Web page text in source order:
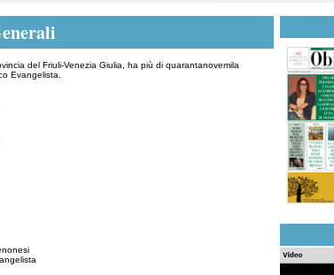
del Friuli-Venezia Giulia, ha più di quarantanovemila
Evangelista.